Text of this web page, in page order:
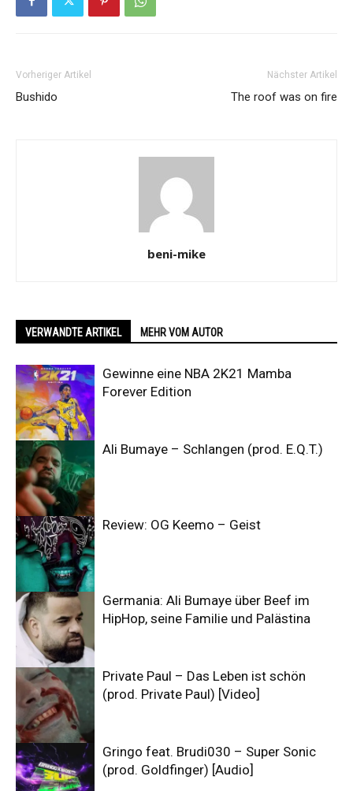
Vorheriger Artikel
Bushido
Nächster Artikel
The roof was on fire
beni-mike
VERWANDTE ARTIKEL MEHR VOM AUTOR
Gewinne eine NBA 2K21 Mamba
Forever Edition
Ali Bumaye – Schlangen (prod. E.Q.T.)
Review: OG Keemo – Geist
Germania: Ali Bumaye über Beef im
HipHop, seine Familie und Palästina
Private Paul – Das Leben ist schön
(prod. Private Paul) [Video]
Gringo feat. Brudi030 – Super Sonic
(prod. Goldfinger) [Audio]